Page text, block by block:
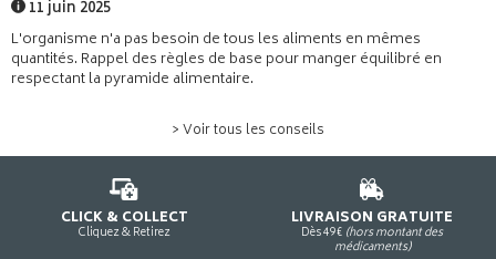
11 juin 2025
L'organisme n'a pas besoin de tous les aliments en mêmes
quantités. Rappel des règles de base pour manger équilibré en
respectant la pyramide alimentaire.
> Voir tous les conseils
CLICK & COLLECT
Cliquez & Retirez
LIVRAISON GRATUITE
Dès 49€ (hors montant des
médicaments)